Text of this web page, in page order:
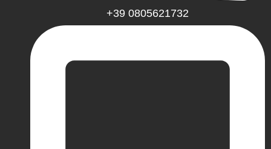
+39 0805621732